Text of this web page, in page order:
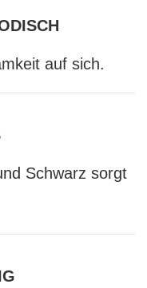
auf sich.
Schwarz sorgt